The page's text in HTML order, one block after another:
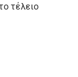
τέλειο